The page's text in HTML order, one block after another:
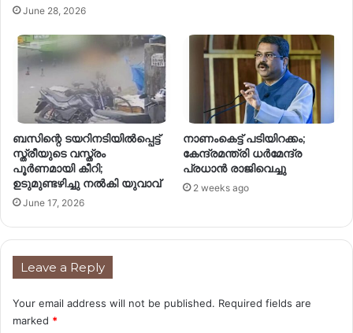
June 28, 2026
ബസിന്റെ ടയറിനടിയിൽപ്പെട്ട്
സ്ത്രീയുടെ വസ്ത്രം
പൂർണമായി കീറി;
ഉടുമുണ്ടഴിച്ചു നൽകി യുവാവ്
June 17, 2026
നാണംകെട്ട് പടിയിറക്കം;
കേന്ദ്രമന്ത്രി ധർമേന്ദ്ര
പ്രധാൻ രാജിവെച്ചു
2 weeks ago
Leave a Reply
Your email address will not be published. Required fields are
marked *